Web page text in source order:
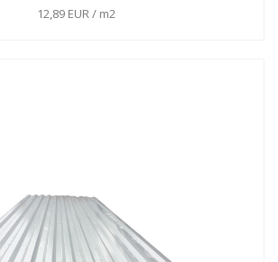
12,89 EUR / m2